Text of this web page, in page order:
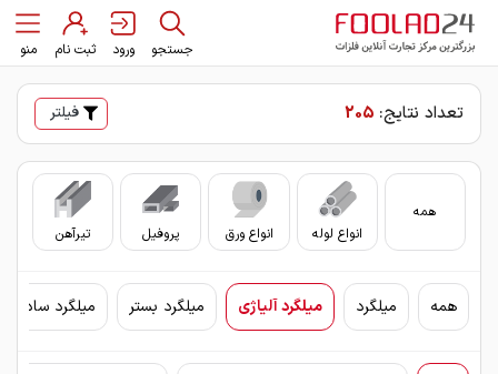
جستجو ورود ثبت نام منو
تعداد نتایج: 205 فیلتر
همه
انواع لوله
انواع ورق پروفیل تیرآهن
همه میلگرد میلگرد آلیاژی میلگرد بستر میلگرد ساده